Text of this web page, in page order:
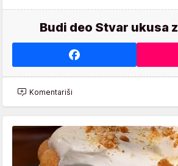
Budi deo Stvar ukusa
Komentariši